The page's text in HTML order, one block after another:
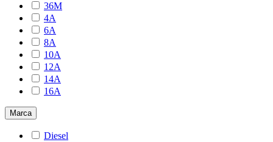
36M
4A
6A
8A
10A
12A
14A
16A
Marca
Diesel